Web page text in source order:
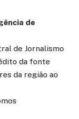
de
de Jornalismo
da fonte
da região ao